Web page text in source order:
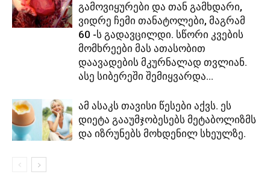
გამოვიყურები და თან გამხდარი,
ვიდრე ჩემი თანატოლები, მაგრამ
60 -ს გადავცილდი. სწორი კვების
მომხრეები მას ათასობით
დაავადების მკურნალად თვლიან.
ასე სიბერეში შემიყვარდა...
ამ ასაკს თავისი წესები აქვს. ეს
დიეტა გააუმჯობესებს მეტაბოლიზმს
და იზრუნებს მოხდენილ სხეულზე.